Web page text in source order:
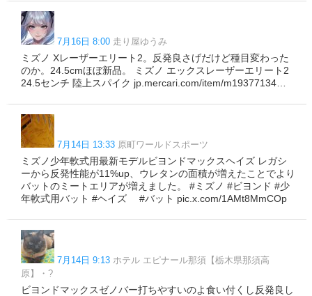
7月16日 8:00 走り屋ゆうみ
ミズノ Xレーザーエリート2。反発良さげだけど種目変わった
のか。24.5cmほぼ新品。 ミズノ エックスレーザーエリート2
24.5センチ 陸上スパイク jp.mercari.com/item/m19377134…
7月14日 13:33 原町ワールドスポーツ
ミズノ少年軟式用最新モデルビヨンドマックスヘイズ レガシ
ーから反発性能が11%up、ウレタンの面積が増えたことでより
バットのミートエリアが増えました。 #ミズノ #ビヨンド #少
年軟式用バット #ヘイズ #バット pic.x.com/1AMt8MmCOp
7月14日 9:13 ホテル エピナール那須【栃木県那須高
原】・?
ビヨンドマックスゼノバー打ちやすいのよ食い付くし反発良し